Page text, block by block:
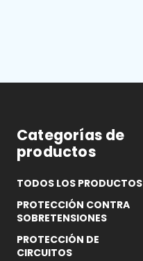
Categorías de
productos
TODOS LOS PRODUCTOS
PROTECCIÓN CONTRA
SOBRETENSIONES
PROTECCIÓN DE
CIRCUITOS